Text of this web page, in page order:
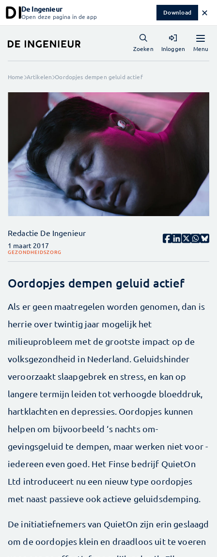
De Ingenieur
Open deze pagina in de app Download ✕
Menu
Zoeken Inloggen
Home Artikelen Oordopjes dempen geluid actief
Redactie De Ingenieur
1 maart 2017
GEZONDHEIDSZORG
Oordopjes dempen geluid actief
Als er geen maatregelen worden genomen, dan is
herrie over twintig jaar mogelijk het
milieuprobleem met de grootste impact op de
volksgezondheid in Nederland. Geluidshinder
veroorzaakt slaapgebrek en stress, en kan op
langere termijn leiden tot verhoogde bloeddruk,
hartklachten en depressies. Oordopjes kunnen
helpen om bijvoorbeeld ‘s nachts om­
gevingsgeluid te dempen, maar werken niet voor ­
iedereen even goed. Het Finse bedrijf Quiet­On
Ltd introduceert nu een nieuw type oordopjes
met naast passieve ook actieve geluidsdemping.
De initiatiefnemers van QuietOn zijn erin geslaagd
om de oordopjes klein en draadloos uit te voeren